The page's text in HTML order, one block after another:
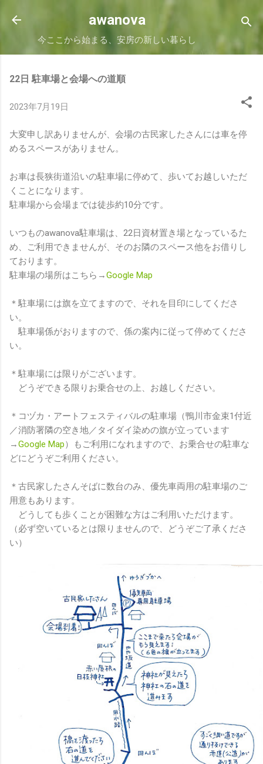
スキップしてメイン コンテンツに移動
awanova
今ここから始まる、安房の新しい暮らし
22日 駐車場と会場への道順
2023年7月19日
大変申し訳ありませんが、会場の古民家したさんには車を停
めるスペースがありません。
お車は長狭街道沿いの駐車場に停めて、歩いてお越しいただ
くことになります。
駐車場から会場までは徒歩約10分です。
いつものawanova駐車場は、22日資材置き場となっているた
め、ご利用できませんが、そのお隣のスペース他をお借りし
ております。
駐車場の場所はこちら→Google Map
＊駐車場には旗を立てますので、それを目印にしてくださ
い。
駐車場係がおりますので、係の案内に従って停めてくださ
い。
＊駐車場には限りがございます。
どうぞできる限りお乗合せの上、お越しください。
＊コヅカ・アートフェスティバルの駐車場（鴨川市金束1付近
／消防署隣の空き地／タイダイ染めの旗が立っています
→Google Map）もご利用になれますので、お乗合せの駐車な
どにどうぞご利用ください。
＊古民家したさんそばに数台のみ、優先車両用の駐車場のご
用意もあります。
どうしても歩くことが困難な方はご利用いただけます。
（必ず空いているとは限りませんので、どうぞご了承くださ
い）